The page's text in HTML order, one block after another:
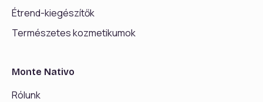
Étrend-kiegészítők
Természetes kozmetikumok
Monte Nativo
Rólunk